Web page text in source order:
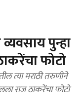
पुन्हा
फोटो
त्या मराठी तरुणीने
राज ठाकरेंचा फोटो